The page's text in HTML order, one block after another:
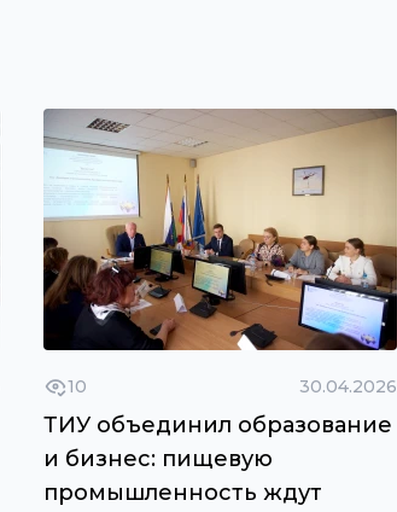
10 30.04.2026
ТИУ объединил образование
и бизнес: пищевую
промышленность ждут